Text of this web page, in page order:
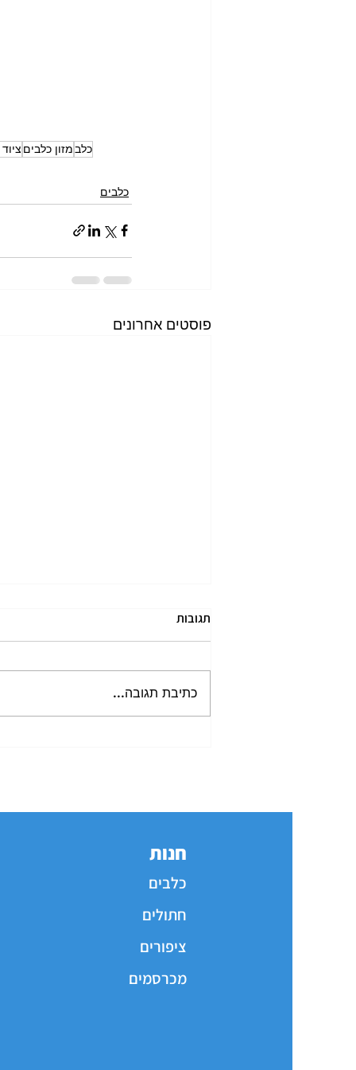
כלבמזון כלבים
כלבים
פוסטים אחרונים
תגובות
כתיבת תגובה...
חנות
כלבים
חתולים
ציפורים
מכרסמים